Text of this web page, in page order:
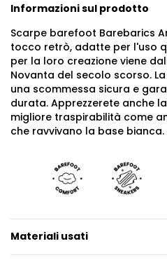
Informazioni sul prodotto
Scarpe barefoot Barebarics
tocco retrò, adatte per l'uso
per la loro creazione viene
Novanta del secolo scorso.
una scommessa sicura e
durata. Apprezzerete anche
migliore traspirabilità come
che ravvivano la base bianca.
Materiali usati